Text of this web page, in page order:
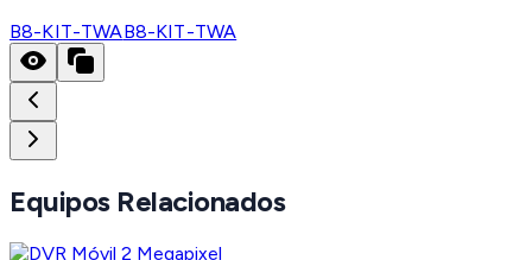
B8-KIT-TWAB8-KIT-TWA
Equipos Relacionados